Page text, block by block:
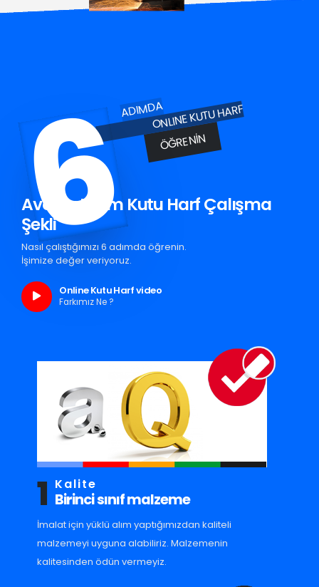
6ADIMDAONLINE KUTU HARF
ÖĞRENIN
Avcılar Krom Kutu Harf Çalışma
Şekli
Nasıl çalıştığımızı 6 adımda öğrenin.
İşimize değer veriyoruz.
Online Kutu Harf video
Farkımız Ne ?
1 Kalite
Birinci sınıf malzeme
İmalat için yüklü alım yaptığımızdan kaliteli
malzemeyi uyguna alabiliriz. Malzemenin
kalitesinden ödün vermeyiz.